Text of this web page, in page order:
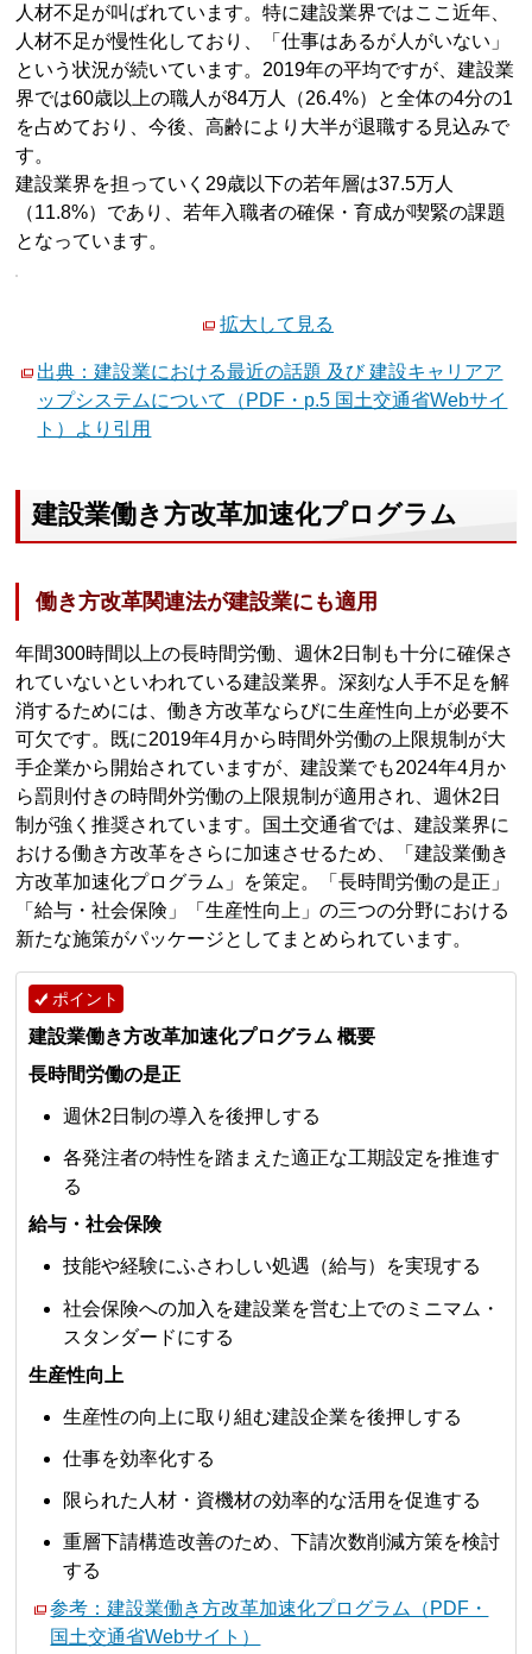
人材不足が叫ばれています。特に建設業界ではここ近年、
人材不足が慢性化しており、「仕事はあるが人がいない」
という状況が続いています。2019年の平均ですが、建設業
界では60歳以上の職人が84万人（26.4%）と全体の4分の1
を占めており、今後、高齢により大半が退職する見込みで
す。
建設業界を担っていく29歳以下の若年層は37.5万人
（11.8%）であり、若年入職者の確保・育成が喫緊の課題
となっています。
拡大して見る
出典：建設業における最近の話題 及び 建設キャリアア
ップシステムについて（PDF・p.5 国土交通省Webサイ
ト）より引用
建設業働き方改革加速化プログラム
働き方改革関連法が建設業にも適用
年間300時間以上の長時間労働、週休2日制も十分に確保さ
れていないといわれている建設業界。深刻な人手不足を解
消するためには、働き方改革ならびに生産性向上が必要不
可欠です。既に2019年4月から時間外労働の上限規制が大
手企業から開始されていますが、建設業でも2024年4月か
ら罰則付きの時間外労働の上限規制が適用され、週休2日
制が強く推奨されています。国土交通省では、建設業界に
おける働き方改革をさらに加速させるため、「建設業働き
方改革加速化プログラム」を策定。「長時間労働の是正」
「給与・社会保険」「生産性向上」の三つの分野における
新たな施策がパッケージとしてまとめられています。
ポイント
建設業働き方改革加速化プログラム 概要
長時間労働の是正
週休2日制の導入を後押しする
各発注者の特性を踏まえた適正な工期設定を推進す
る
給与・社会保険
技能や経験にふさわしい処遇（給与）を実現する
社会保険への加入を建設業を営む上でのミニマム・
スタンダードにする
生産性向上
生産性の向上に取り組む建設企業を後押しする
仕事を効率化する
限られた人材・資機材の効率的な活用を促進する
重層下請構造改善のため、下請次数削減方策を検討
する
参考：建設業働き方改革加速化プログラム（PDF・
国土交通省Webサイト）